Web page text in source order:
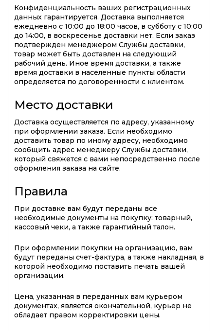
Конфиденциальность ваших регистрационных
данных гарантируется. Доставка выполняется
ежедневно с 10:00 до 18:00 часов, в субботу с 10:00
до 14:00, в воскресенье доставки нет. Если заказ
подтвержден менеджером Службы доставки,
товар может быть доставлен на следующий
рабочий день. Иное время доставки, а также
время доставки в населенные пункты области
определяется по договоренности с клиентом.
Место доставки
Доставка осуществляется по адресу, указанному
при оформлении заказа. Если необходимо
доставить товар по иному адресу, необходимо
сообщить адрес менеджеру Службы доставки,
который свяжется с вами непосредственно после
оформления заказа на сайте.
Правила
При доставке вам будут переданы все
необходимые документы на покупку: товарный,
кассовый чеки, а также гарантийный талон.
При оформлении покупки на организацию, вам
будут переданы счет-фактура, а также накладная, в
которой необходимо поставить печать вашей
организации.
Цена, указанная в переданных вам курьером
документах, является окончательной, курьер не
обладает правом корректировки цены.